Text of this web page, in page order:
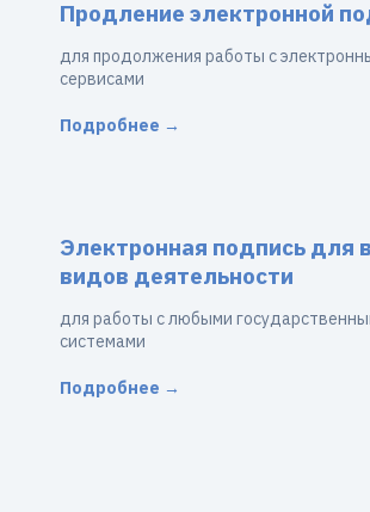
Продление электронной
для продолжения работы с
сервисами
Подробнее →
Электронная подпись для
видов деятельности
для работы с любыми
системами
Подробнее →